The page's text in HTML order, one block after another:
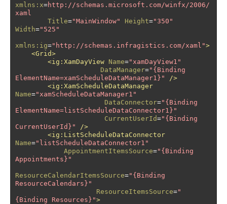
xmlns:x=http://schemas.microsoft.com/winfx/2006/
xaml
Title="MainWindow" Height="350"
Width="525"
xmlns:ig="http://schemas.infragistics.com/xaml">
<Grid>
<ig:XamDayView Name="xamDayView1"
DataManager="{Binding
ElementName=xamScheduleDataManager1}"
/>
<ig:XamScheduleDataManager
Name="xamScheduleDataManager1"
DataConnector="{Binding
ElementName=listScheduleDataConnector1}"
CurrentUserId="{Binding
CurrentUserId}"
/>
<ig:ListScheduleDataConnector
Name="listScheduleDataConnector1"
AppointmentItemsSource="{Binding
Appointments}"
ResourceCalendarItemsSource="{Binding
ResourceCalendars}"
ResourceItemsSource="
{Binding Resources}">